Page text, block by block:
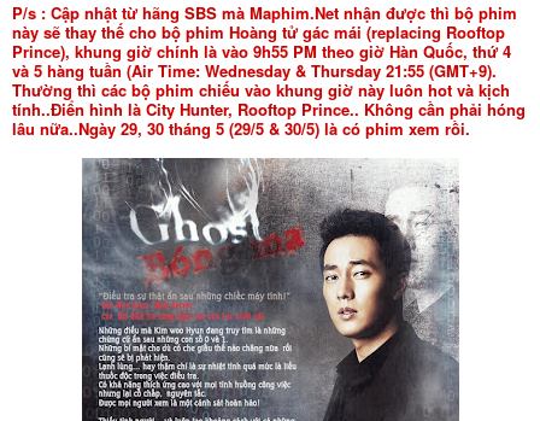
P/s : Cập nhật từ hãng SBS mà Maphim.Net nhận được thì bộ phim
này sẽ thay thế cho bộ phim Hoàng tử gác mái (replacing Rooftop
Prince), khung giờ chính là vào 9h55 PM theo giờ Hàn Quốc, thứ 4
và 5 hàng tuần (Air Time: Wednesday & Thursday 21:55 (GMT+9).
Thường thì các bộ phim chiếu vào khung giờ này luôn hot và kịch
tính..Điển hình là City Hunter, Rooftop Prince.. Không cần phải hóng
lâu nữa..Ngày 29, 30 tháng 5 (29/5 & 30/5) là có phim xem rồi.